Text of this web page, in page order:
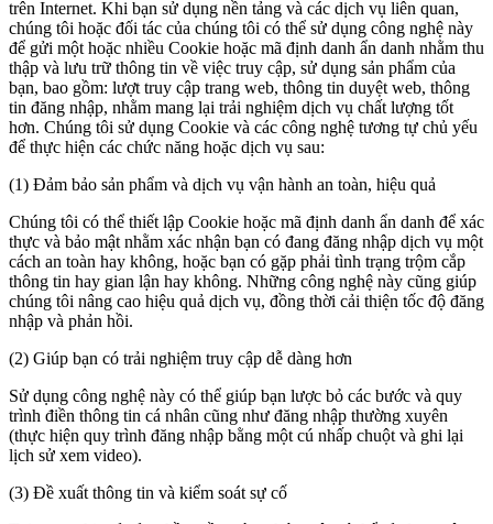
trên Internet. Khi bạn sử dụng nền tảng và các dịch vụ liên quan,
chúng tôi hoặc đối tác của chúng tôi có thể sử dụng công nghệ này
để gửi một hoặc nhiều Cookie hoặc mã định danh ẩn danh nhằm thu
thập và lưu trữ thông tin về việc truy cập, sử dụng sản phẩm của
bạn, bao gồm: lượt truy cập trang web, thông tin duyệt web, thông
tin đăng nhập, nhằm mang lại trải nghiệm dịch vụ chất lượng tốt
hơn. Chúng tôi sử dụng Cookie và các công nghệ tương tự chủ yếu
để thực hiện các chức năng hoặc dịch vụ sau:
(1) Đảm bảo sản phẩm và dịch vụ vận hành an toàn, hiệu quả
Chúng tôi có thể thiết lập Cookie hoặc mã định danh ẩn danh để xác
thực và bảo mật nhằm xác nhận bạn có đang đăng nhập dịch vụ một
cách an toàn hay không, hoặc bạn có gặp phải tình trạng trộm cắp
thông tin hay gian lận hay không. Những công nghệ này cũng giúp
chúng tôi nâng cao hiệu quả dịch vụ, đồng thời cải thiện tốc độ đăng
nhập và phản hồi.
(2) Giúp bạn có trải nghiệm truy cập dễ dàng hơn
Sử dụng công nghệ này có thể giúp bạn lược bỏ các bước và quy
trình điền thông tin cá nhân cũng như đăng nhập thường xuyên
(thực hiện quy trình đăng nhập bằng một cú nhấp chuột và ghi lại
lịch sử xem video).
(3) Đề xuất thông tin và kiểm soát sự cố